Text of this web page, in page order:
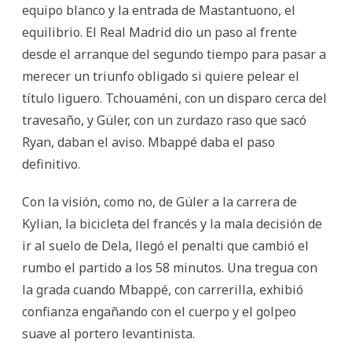
equipo blanco y la entrada de Mastantuono, el
equilibrio. El Real Madrid dio un paso al frente
desde el arranque del segundo tiempo para pasar a
merecer un triunfo obligado si quiere pelear el
título liguero. Tchouaméni, con un disparo cerca del
travesaño, y Güler, con un zurdazo raso que sacó
Ryan, daban el aviso. Mbappé daba el paso
definitivo.
Con la visión, como no, de Güler a la carrera de
Kylian, la bicicleta del francés y la mala decisión de
ir al suelo de Dela, llegó el penalti que cambió el
rumbo el partido a los 58 minutos. Una tregua con
la grada cuando Mbappé, con carrerilla, exhibió
confianza engañando con el cuerpo y el golpeo
suave al portero levantinista.